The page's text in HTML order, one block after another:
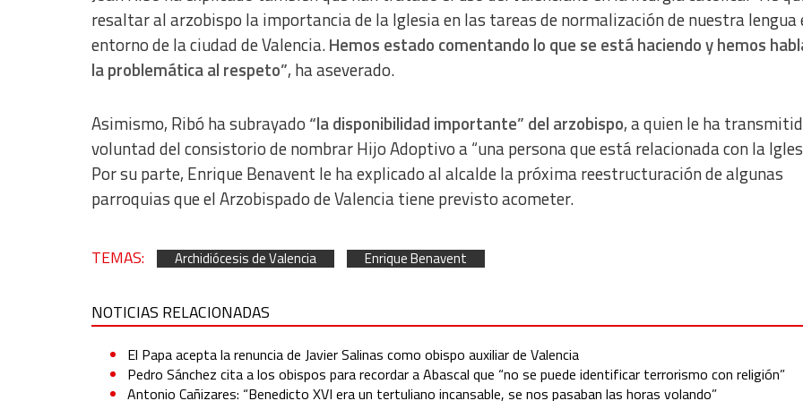
resaltar al arzobispo la importancia de la Iglesia en las tareas de normalización de nuestra lengua
entorno de la ciudad de Valencia.Hemos estado comentando lo que se está haciendo y hemos
la problemática al respeto”, ha aseverado.
Asimismo, Ribó ha subrayado “la disponibilidad importante” del arzobispo, a quien le ha
voluntad del consistorio de nombrar Hijo Adoptivo a “una persona que está relacionada con la
Por su parte, Enrique Benavent le ha explicado al alcalde la próxima reestructuración de algunas
parroquias que el Arzobispado de Valencia tiene previsto acometer.
TEMAS: Archidiócesis de Valencia Enrique Benavent
NOTICIAS RELACIONADAS
El Papa acepta la renuncia de Javier Salinas como obispo auxiliar de Valencia
Pedro Sánchez cita a los obispos para recordar a Abascal que “no se puede identificar terrorismo con religión”
Antonio Cañizares: “Benedicto XVI era un tertuliano incansable, se nos pasaban las horas volando”
Identify devices based on information actively requested
Non-IAB processing purposes:
Advertising